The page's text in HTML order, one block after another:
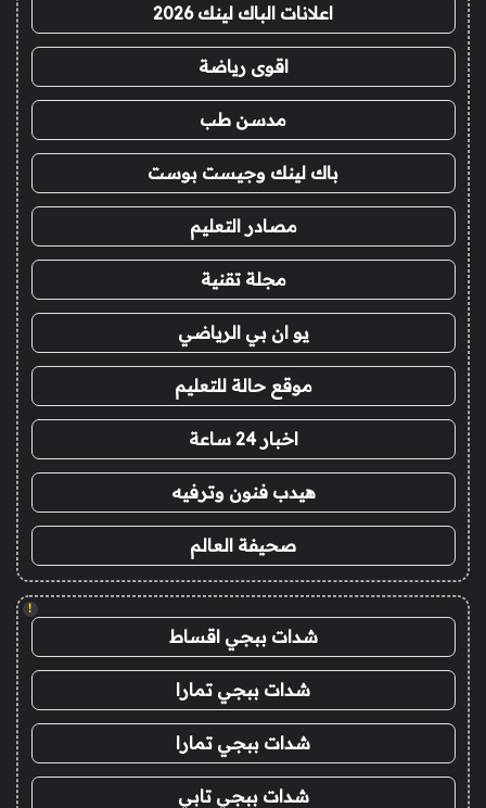
اعلانات الباك لينك 2026
اقوى رياضة
مدسن طب
باك لينك وجيست بوست
مصادر التعليم
مجلة تقنية
يو ان بي الرياضي
موقع حالة للتعليم
اخبار 24 ساعة
هيدب فنون وترفيه
صحيفة العالم
!
شدات ببجي اقساط
شدات ببجي تمارا
شدات ببجي تمارا
شدات ببجي تابي